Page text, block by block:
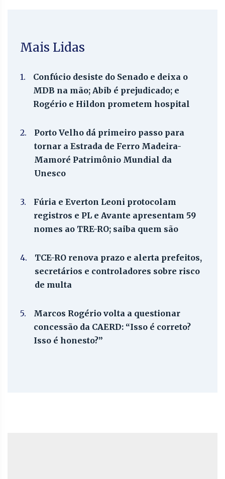
Mais Lidas
1.
Confúcio desiste do Senado e deixa o
MDB na mão; Abib é prejudicado; e
Rogério e Hildon prometem hospital
2.
Porto Velho dá primeiro passo para
tornar a Estrada de Ferro Madeira-
Mamoré Patrimônio Mundial da
Unesco
3.
Fúria e Everton Leoni protocolam
registros e PL e Avante apresentam 59
nomes ao TRE-RO; saiba quem são
4.
TCE-RO renova prazo e alerta prefeitos,
secretários e controladores sobre risco
de multa
5.
Marcos Rogério volta a questionar
concessão da CAERD: “Isso é correto?
Isso é honesto?”